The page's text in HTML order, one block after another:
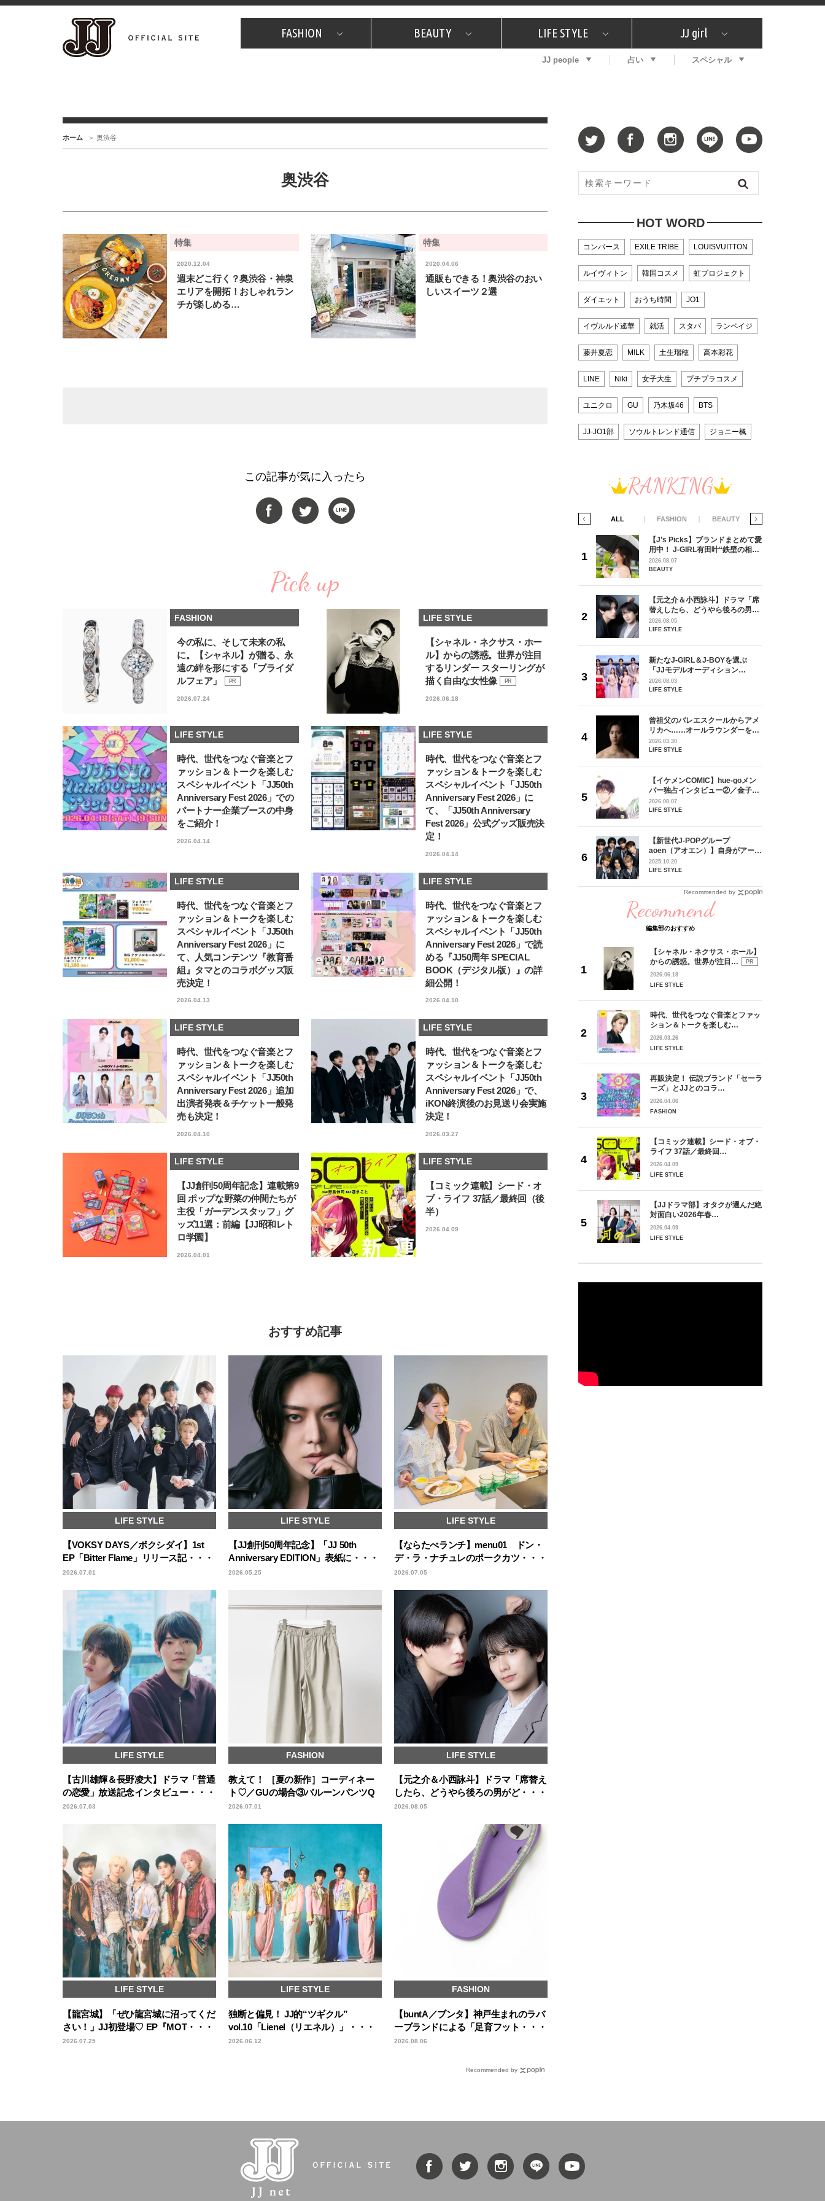
FASHION
JJスタッフの"それどこの"？ プチプラ プレゼント
BEAUTY
コスメ全部試してみた What's NEW？ 特集
LIFE STYLE
JJグルメガイド エンタメ プレゼント
恋愛
JJ girl
特集 おしゃラン！
JJ people 占い スペシャル
ホーム 奥渋谷
奥渋谷
特集
2020.12.04
週末どこ行く？奥渋谷・神泉
エリアを開拓！おしゃれラン
チが楽しめる…
特集
2020.04.06
通販もできる！奥渋谷のおい
しいスイーツ２選
この記事が気に入ったら
Pick up
FASHION
今の私に、そして未来の私
に。【シャネル】が贈る、永
遠の絆を形にする「ブライダ
ルフェア」
PR
2026.07.24
LIFE STYLE
【シャネル・ネクサス・ホー
ル】からの誘惑。世界が注目
するリンダー スターリングが
描く自由な女性像
PR
2026.06.18
LIFE STYLE
時代、世代をつなぐ音楽とフ
ァッション＆トークを楽しむ
スペシャルイベント「JJ50th
Anniversary Fest 2026」での
パートナー企業ブースの中身
をご紹介！
2026.04.14
LIFE STYLE
時代、世代をつなぐ音楽とフ
ァッション＆トークを楽しむ
スペシャルイベント「JJ50th
Anniversary Fest 2026」に
て、「JJ50th Anniversary
Fest 2026」公式グッズ販売決
定！
2026.04.14
LIFE STYLE
時代、世代をつなぐ音楽とフ
ァッション＆トークを楽しむ
スペシャルイベント「JJ50th
Anniversary Fest 2026」に
て、人気コンテンツ『教育番
組』タマとのコラボグッズ販
売決定！
2026.04.13
LIFE STYLE
時代、世代をつなぐ音楽とフ
ァッション＆トークを楽しむ
スペシャルイベント「JJ50th
Anniversary Fest 2026」で読
める『JJ50周年 SPECIAL
BOOK（デジタル版）』の詳
細公開！
2026.04.10
LIFE STYLE
時代、世代をつなぐ音楽とフ
ァッション＆トークを楽しむ
スペシャルイベント「JJ50th
Anniversary Fest 2026」追加
出演者発表＆チケット一般発
売も決定！
2026.04.10
LIFE STYLE
時代、世代をつなぐ音楽とフ
ァッション＆トークを楽しむ
スペシャルイベント「JJ50th
Anniversary Fest 2026」で、
iKON終演後のお見送り会実施
決定！
2026.03.27
LIFE STYLE
【JJ創刊50周年記念】連載第9
回 ポップな野菜の仲間たちが
主役「ガーデンスタッフ」グ
ッズ11選：前編【JJ昭和レト
ロ学園】
2026.04.01
LIFE STYLE
【コミック連載】シード・オ
ブ・ライフ 37話／最終回（後
半）
2026.04.09
おすすめ記事
LIFE STYLE
【VOKSY DAYS／ボクシダイ】1st
EP「Bitter Flame」リリース記・・・
2026.07.01
LIFE STYLE
【JJ創刊50周年記念】「JJ 50th
Anniversary EDITION」表紙に・・・
2026.05.25
LIFE STYLE
【ならたべランチ】menu01 ドン・
デ・ラ・ナチュレのポークカツ・・・
2026.07.05
LIFE STYLE
【古川雄輝＆長野凌大】ドラマ「普通
の恋愛」放送記念インタビュー・・・
2026.07.03
FASHION
教えて！ ［夏の新作］コーディネー
ト♡／GUの場合③バルーンパンツQ
2026.07.01
LIFE STYLE
【元之介＆小西詠斗】ドラマ「席替え
したら、どうやら後ろの男がど・・・
2026.08.05
LIFE STYLE
【龍宮城】「ぜひ龍宮城に沼ってくだ
さい！」JJ初登場♡ EP『MOT・・・
2026.07.25
LIFE STYLE
独断と偏見！ JJ的“ツギクル”
vol.10「Lienel（リエネル）」・・・
2026.06.12
FASHION
【buntA／ブンタ】神戸生まれのラバ
ーブランドによる「足育フット・・・
2026.08.06
Recommended by
HOT WORD
コンバース EXILE TRIBE LOUISVUITTON
ルイヴィトン 韓国コスメ 虹プロジェクト
ダイエット おうち時間 JO1
イヴルルド遙華 就活 スタバ ランペイジ
藤井夏恋 M!LK 土生瑞穂 高本彩花
LINE Niki 女子大生 プチプラコスメ
ユニクロ GU 乃木坂46 BTS
JJ-JO1部 ソウルトレンド通信 ジョニー楓
RANKING
ALL FASHION BEAUTY
夏の必需品〉
【JJ専属モデルの素顔】ビューテ
ィ大好き！ 松川 星のお気に入り
【J’s Picks】悲しい経験でたどり
着いた…J-BOY三上龍の手放せな
い“オールインワン”アイテム〈ビ
ューティ＆ファッション夏の必需
徹底した日焼けケア！ でも、いち
ばん大切なのは…〈ビューティ＆
ファッション夏の必需品〉
【注目アーティストRainy。っ
て？】自称“コスメオタク見習
い”のポーチの中身、拝見しま
す！
2026.01.30
BEAUTY
「JJモデルオーディション
2027」が募集開始！ 予選ブロッ
「新システム」に変わります
2026.08.03
曾祖父のバレエスクールからアメ
リカへ……オールラウンダーを目
指すダンサーは踊ることが好きす
2026.03.30
バー独占インタビュー②／金子玄
矢「感情をズバーッと言葉にでき
【新世代J-POPグループ
aoen（アオエン）】自身がアーテ
ィストを目指すきかっけとなった
先輩とは―― 新曲「青春インクレ
ディブル」リリース記念インタビ
ュー
2025.10.20
LIFE STYLE
【J’s Picks】ブランドまとめて愛
用中！ J-GIRL有田叶“鉄壁の相
棒”〈ビューティ＆ファッション
夏の必需品〉
2026.08.07
BEAUTY
【元之介＆小西詠斗】ドラマ「席
替えしたら、どうやら後ろの男が
どうやら俺のこと好きらしい」放
送記念インタビュー♡ 「自然と詠
2026.08.05
LIFE STYLE
新たなJ-GIRL＆J-BOYを選ぶ
「JJモデルオーディション
2027」が募集開始！ 予選ブロッ
クは候補生の“魅力”を重視した
2026.08.03
LIFE STYLE
曾祖父のバレエスクールからアメ
リカへ……オールラウンダーを目
指すダンサーは踊ることが好きす
ぎる【王子様の推しドコロ】
2026.03.30
LIFE STYLE
【イケメンCOMIC】hue-goメン
バー独占インタビュー②／金子玄
矢「感情をズバーッと言葉にでき
た時は幸せ〜」
2026.08.07
LIFE STYLE
【新世代J-POPグループ
aoen（アオエン）】自身がアーテ
ィストを目指すきかっけとなった
先輩とは―― 新曲「青春インクレ
2025.10.20
LIFE STYLE
Recommended by
Recommend
編集部のおすすめ
【シャネル・ネクサス・ホール】
からの誘惑。世界が注目…
PR
2026.06.18
LIFE STYLE
時代、世代をつなぐ音楽とファッ
ション＆トークを楽しむ…
2026.03.26
LIFE STYLE
再販決定！ 伝説ブランド「セーラ
ーズ」とJJとのコラ…
2026.04.06
FASHION
【コミック連載】シード・オブ・
ライフ 37話／最終回…
2026.04.09
LIFE STYLE
【JJドラマ部】オタクが選んだ絶
対面白い2026年春…
2026.04.09
LIFE STYLE